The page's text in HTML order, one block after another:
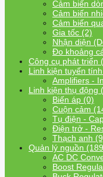
Cảm biến
Cảm biến
Cảm biến
Gia tốc (2)
Nhận diện
Đo khoảng
Công cụ phát triển
Linh kiện tuyến
Amplifiers -
Linh kiện thụ động
Biến áp (0)
Cuộn cảm
Tụ điện -
Điện trở -
Thạch anh
Quản lý nguồn
AC DC
Boost